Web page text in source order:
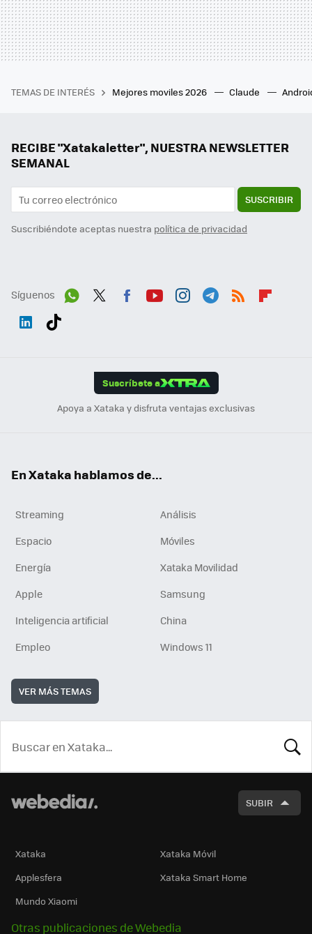
TEMAS DE INTERÉS Mejores moviles 2026 Claude
RECIBE "Xatakaletter", NUESTRA NEWSLETTER
SEMANAL
SUSCRIBIR
Suscribiéndote aceptas nuestra política de privacidad
Síguenos
Suscríbete a
Apoya a Xataka y disfruta ventajas exclusivas
En Xataka hablamos de...
Streaming
Análisis
Espacio
Móviles
Energía
Xataka Movilidad
Apple
Samsung
Inteligencia artificial
China
Empleo
Windows 11
VER MÁS TEMAS
SUBIR
Xataka
Xataka Móvil
Applesfera
Xataka Smart Home
Mundo Xiaomi
Otras publicaciones de Webedia